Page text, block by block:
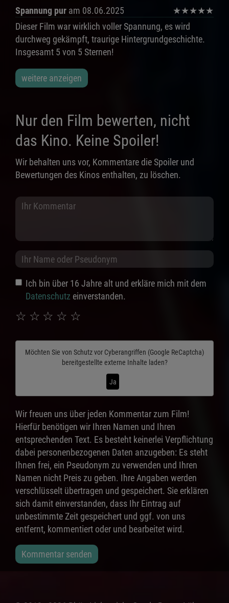
Spannung pur am 08.06.2025 ★★★★★
Dieser Film war wirklich voller Spannung, es wird
durchweg gekämpft, traurige Hintergrundgeschichte.
Insgesamt 5 von 5 Sternen!
weitere anzeigen
Nur den Film bewerten, nicht
das Kino. Keine Spoiler!
Wir behalten uns vor, Kommentare die Spoiler und
Bewertungen des Kinos enthalten, zu löschen.
Ich bin über 16 Jahre alt und erkläre mich mit dem
Datenschutz einverstanden.
☆
☆
☆
☆
☆
Möchten Sie von Schutz vor Cyberangriffen (Google ReCaptcha)
bereitgestellte externe Inhalte laden?
Ja
Wir freuen uns über jeden Kommentar zum Film!
Hierfür benötigen wir Ihren Namen und Ihren
entsprechenden Text. Es besteht keinerlei Verpflichtung
dabei personenbezogenen Daten anzugeben: Es steht
Ihnen frei, ein Pseudonym zu verwenden und Ihren
Namen nicht Preis zu geben. Ihre Angaben werden
verschlüsselt übertragen und gespeichert. Sie erklären
sich damit einverstanden, dass Ihr Eintrag auf
unbestimmte Zeit gespeichert und ggf. von uns
entfernt, kommentiert oder und bearbeitet wird.
Kommentar senden